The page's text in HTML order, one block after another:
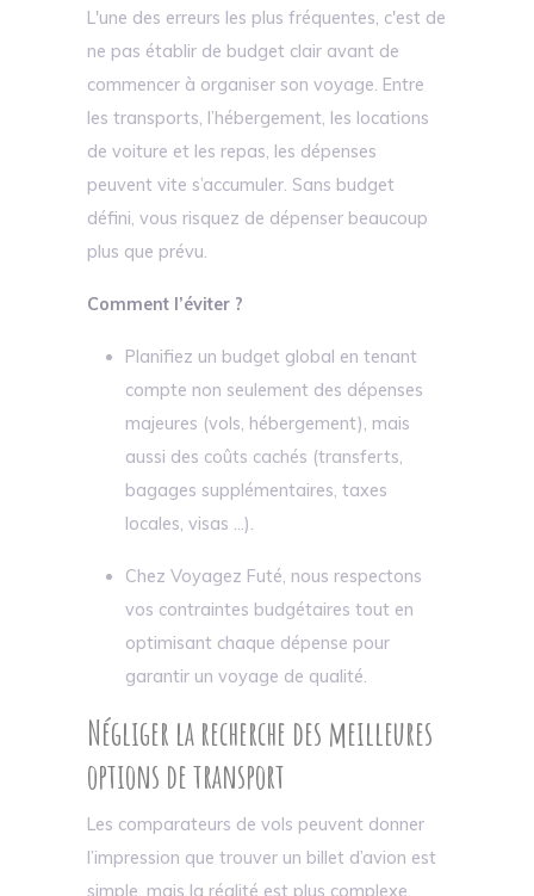
L'une des erreurs les plus fréquentes, c'est de
ne pas établir de budget clair avant de
commencer à organiser son voyage. Entre
les transports, l’hébergement, les locations
de voiture et les repas, les dépenses
peuvent vite s’accumuler. Sans budget
défini, vous risquez de dépenser beaucoup
plus que prévu.
Comment l’éviter ?
Planifiez un budget global en tenant
compte non seulement des dépenses
majeures (vols, hébergement), mais
aussi des coûts cachés (transferts,
bagages supplémentaires, taxes
locales, visas ...).
Chez Voyagez Futé, nous respectons
vos contraintes budgétaires tout en
optimisant chaque dépense pour
garantir un voyage de qualité.
Négliger la recherche des meilleures
options de transport
Les comparateurs de vols peuvent donner
l’impression que trouver un billet d’avion est
simple, mais la réalité est plus complexe.